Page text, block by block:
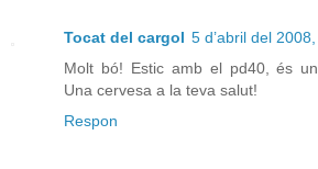
Tocat del cargol 5 d’abril del
Molt bó! Estic amb el pd40, és
Una cervesa a la teva salut!
Respon